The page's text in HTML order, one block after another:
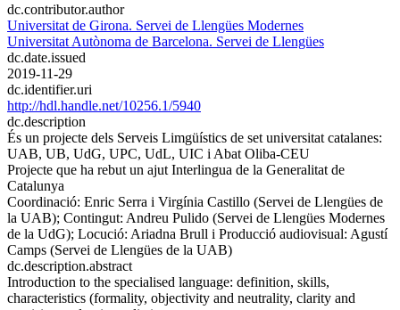
dc.contributor.author
Universitat de Girona. Servei de Llengües Modernes
Universitat Autònoma de Barcelona. Servei de Llengües
dc.date.issued
2019-11-29
dc.identifier.uri
http://hdl.handle.net/10256.1/5940
dc.description
És un projecte dels Serveis Limgüístics de set universitat catalanes:
UAB, UB, UdG, UPC, UdL, UIC i Abat Oliba-CEU
Projecte que ha rebut un ajut Interlingua de la Generalitat de
Catalunya
Coordinació: Enric Serra i Virgínia Castillo (Servei de Llengües de
la UAB); Contingut: Andreu Pulido (Servei de Llengües Modernes
de la UdG); Locució: Ariadna Brull i Producció audiovisual: Agustí
Camps (Servei de Llengües de la UAB)
dc.description.abstract
Introduction to the specialised language: definition, skills,
characteristics (formality, objectivity and neutrality, clarity and